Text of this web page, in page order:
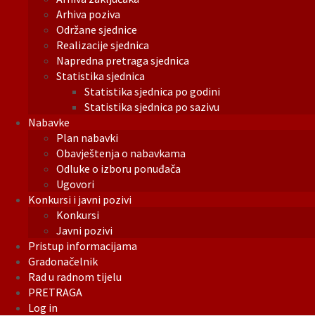
Arhiva poziva
Održane sjednice
Realizacije sjednica
Napredna pretraga sjednica
Statistika sjednica
Statistika sjednica po godini
Statistika sjednica po sazivu
Nabavke
Plan nabavki
Obavještenja o nabavkama
Odluke o izboru ponuđača
Ugovori
Konkursi i javni pozivi
Konkursi
Javni pozivi
Pristup informacijama
Gradonačelnik
Rad u radnom tijelu
PRETRAGA
Log in